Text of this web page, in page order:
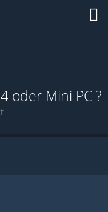
oder Mini PC ?